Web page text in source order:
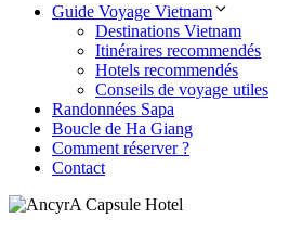
Guide Voyage Vietnam
Destinations Vietnam
Itinéraires recommendés
Hotels recommendés
Conseils de voyage utiles
Randonnées Sapa
Boucle de Ha Giang
Comment réserver ?
Contact